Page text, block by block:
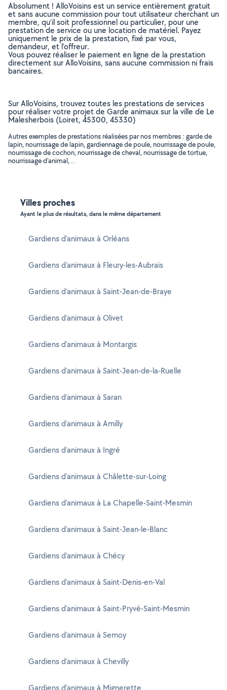
Absolument ! AlloVoisins est un service entièrement gratuit
et sans aucune commission pour tout utilisateur cherchant un
membre, qu’il soit professionnel ou particulier, pour une
prestation de service ou une location de matériel. Payez
uniquement le prix de la prestation, fixé par vous,
demandeur, et l’offreur.
Vous pouvez réaliser le paiement en ligne de la prestation
directement sur AlloVoisins, sans aucune commission ni frais
bancaires.
Sur AlloVoisins, trouvez toutes les prestations de services
pour réaliser votre projet de Garde animaux sur la ville de Le
Malesherbois (Loiret, 45300, 45330)
Autres exemples de prestations réalisées par nos membres : garde de
lapin, nourrissage de lapin, gardiennage de poule, nourrissage de poule,
nourrissage de cochon, nourrissage de cheval, nourrissage de tortue,
nourrissage d'animal, ..
Villes proches
Ayant le plus de résultats, dans le même département
Gardiens d'animaux à Orléans
Gardiens d'animaux à Fleury-les-Aubrais
Gardiens d'animaux à Saint-Jean-de-Braye
Gardiens d'animaux à Olivet
Gardiens d'animaux à Montargis
Gardiens d'animaux à Saint-Jean-de-la-Ruelle
Gardiens d'animaux à Saran
Gardiens d'animaux à Amilly
Gardiens d'animaux à Ingré
Gardiens d'animaux à Châlette-sur-Loing
Gardiens d'animaux à La Chapelle-Saint-Mesmin
Gardiens d'animaux à Saint-Jean-le-Blanc
Gardiens d'animaux à Chécy
Gardiens d'animaux à Saint-Denis-en-Val
Gardiens d'animaux à Saint-Pryvé-Saint-Mesmin
Gardiens d'animaux à Semoy
Gardiens d'animaux à Chevilly
Gardiens d'animaux à Mignerette